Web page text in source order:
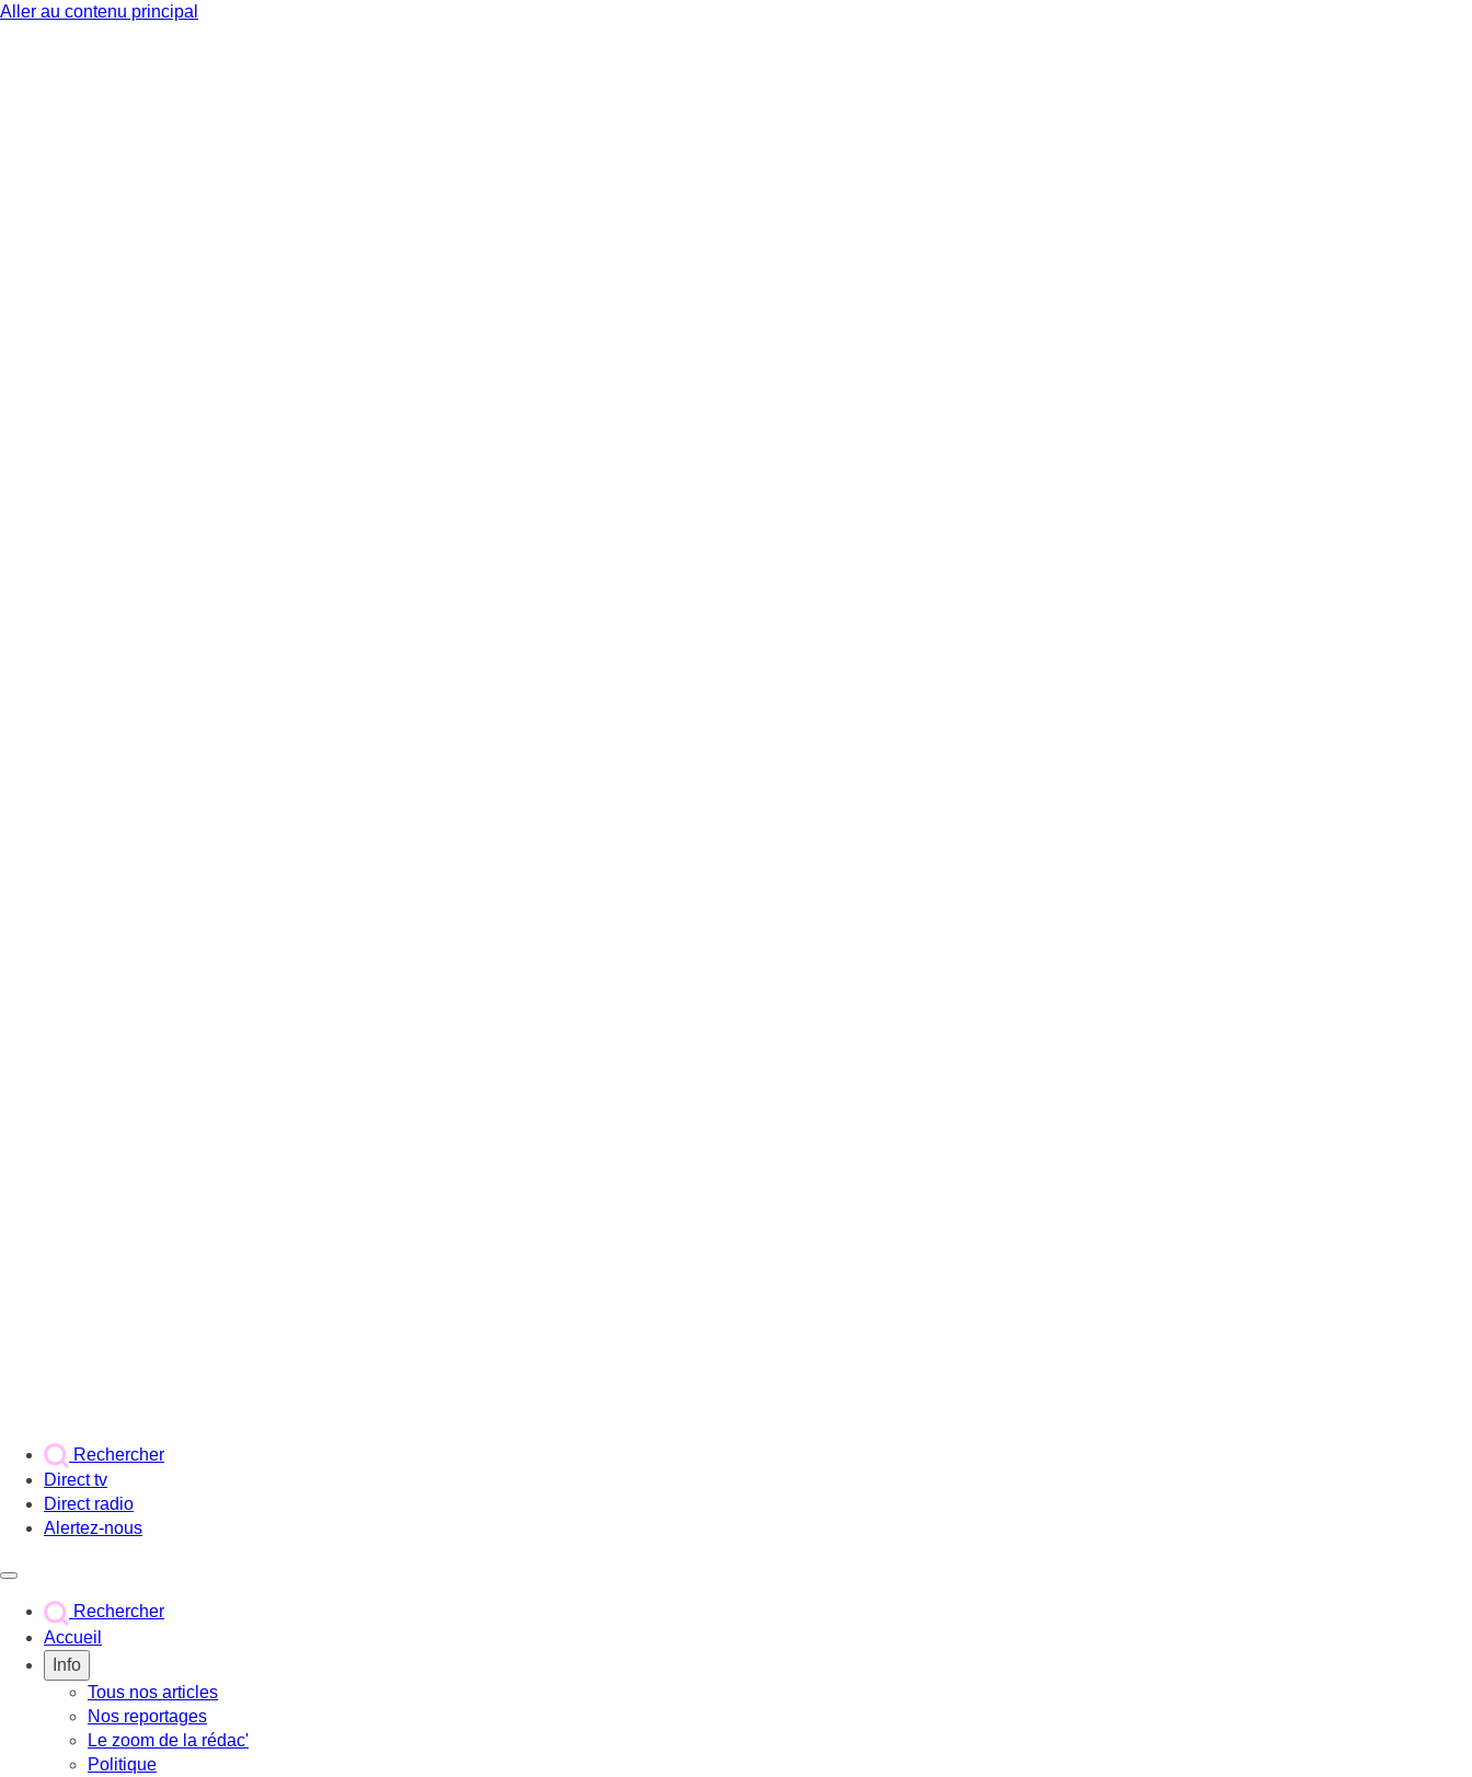
Aller au contenu principal
Rechercher
Direct tv
Direct radio
Alertez-nous
Rechercher
Accueil
Info
Tous nos articles
Nos reportages
Le zoom de la rédac'
Politique